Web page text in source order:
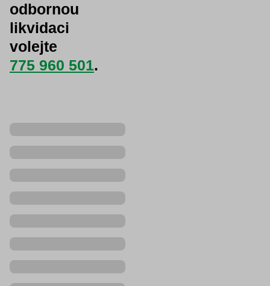
odbornou
likvidaci
volejte
775 960 501.